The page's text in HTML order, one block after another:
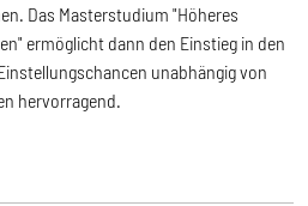
Das Masterstudium "Höheres
ermöglicht dann den Einstieg in den
unabhängig von
hervorragend.